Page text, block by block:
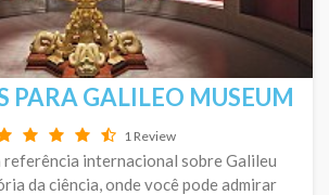
PARA GALILEO MUSEUM
1 Review
referência internacional sobre Galileu
da ciência, onde você pode admirar